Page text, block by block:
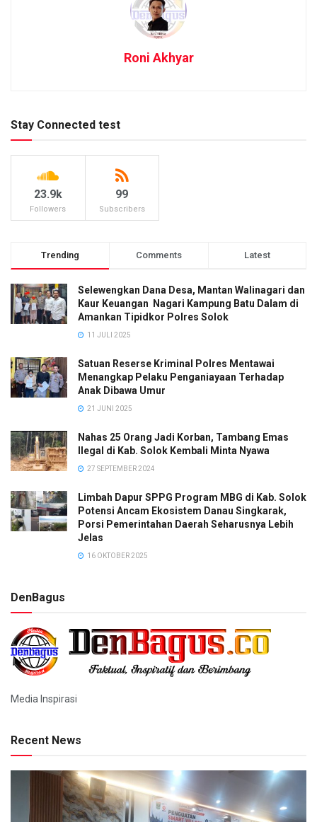
Roni Akhyar
Stay Connected test
23.9k
Followers
99
Subscribers
Trending Comments Latest
Selewengkan Dana Desa, Mantan Walinagari dan
Kaur Keuangan Nagari Kampung Batu Dalam di
Amankan Tipidkor Polres Solok
11 JULI 2025
Satuan Reserse Kriminal Polres Mentawai
Menangkap Pelaku Penganiayaan Terhadap
Anak Dibawa Umur
21 JUNI 2025
Nahas 25 Orang Jadi Korban, Tambang Emas
Ilegal di Kab. Solok Kembali Minta Nyawa
27 SEPTEMBER 2024
Limbah Dapur SPPG Program MBG di Kab. Solok
Potensi Ancam Ekosistem Danau Singkarak,
Porsi Pemerintahan Daerah Seharusnya Lebih
Jelas
16 OKTOBER 2025
DenBagus
Media Inspirasi
Recent News